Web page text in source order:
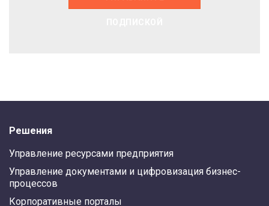
Решения
Управление ресурсами предприятия
Управление документами и цифровизация бизнес-
процессов
Корпоративные порталы